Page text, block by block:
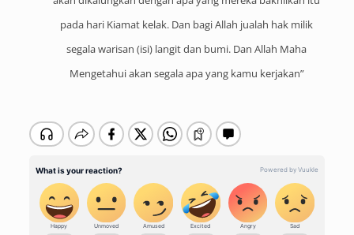
pada hari Kiamat kelak. Dan bagi Allah jualah hak milik
segala warisan (isi) langit dan bumi. Dan Allah Maha
Mengetahui akan segala apa yang kamu kerjakan”